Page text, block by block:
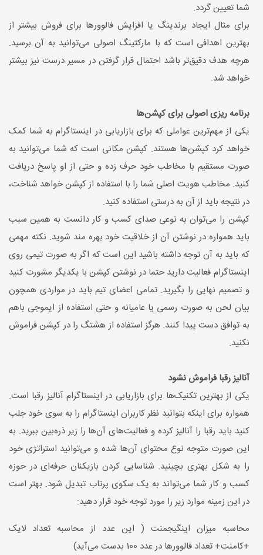
شما تعیین گردد.
برای مثال ایجاد برندینگ یا افزایش فالوورها برای فروش بیشتر از
بهترین اهدافی است که با مارکتینگ اصولی می‌توانید به آن برسید.
هرچه هدف دقیق‌تر باشد احتمال قرار گرفتن در مسیر درست نیز بیشتر
خواهد شد.
برنامه ریزی اصولی برای کپشن‌ها
یکی از مهم‌ترین عواملی که برای بازاریابی در اینستاگرام به شما کمک
خواهد کرد کپشن‌ها هستند. کپشن مکانی است که شما می‌توانید به
صورت مستقیم با مخاطب خود حرف زده و حتی از او پاسخ دریافت
کنید. مخاطب هویت اصلی شما را با استفاده از کپشن خواهد شناخت،
در نتیجه باید از آن به درستی استفاده کنید.
کپشن را می‌توان به نوعی صدای کسب و کار دانست به همین سبب
باید همواره در نوشتن آن از خلاقیت خود بهره مند شوید. نکته مهمی
که باید به آن توجه داشته باشید این است که اگر به صورت تیمی روی
اینستاگرام فعالیت دارید حتما در نوشتن کپشن با یکدیگر مشورت کنید
و تصمیم نهایی را بگیرید. تمامی اعضای تیم باید در مواردی همچون
بیان لحن به صورت رسمی یا عامیانه و حتی استفاده از ایموجی باهم
به توافق دست پیدا کنند. هرگز استفاده از هشتگ را در کپشن فراموش
نکنید.
آنالیز رقبا فراموش نشود
یکی از بهترین تکنیک‌ها برای بازاریابی در اینستاگرام آنالیز رقبا است.
همواره برای اینکه بتوانید نظر کاربران اینستاگرام را به سوی خود جلب
کنید باید رقبا را آنالیز کرده و فعالیت‌های آن‌ها را زیر ذره‌بین ببرید. به
این صورت متوجه نوع محتوای آن‌ها شده و می‌توانید استراتژی خود
را به شکل بهتری بچینید. شناسایی کردن بازیکنان حرفه‌ای در حوزه
کسب و کار شما می‌تواند به یک سکوی پرتاب تبدیل شود. بهتر است
در این زمینه موارد زیر را مورد توجه خود قرار دهید:
محاسبه میزان اینگیجمنت ( این عدد از محاسبه تعداد لایک
+کامنت+ تعداد فالوورها در عدد 100 بدست می‌آید)